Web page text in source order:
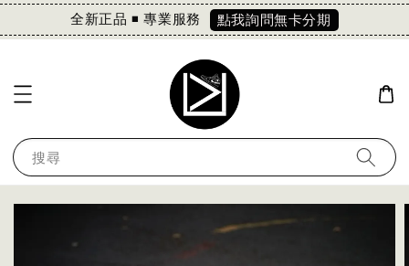
全新正品 ◾️ 專業服務 點我詢問無卡分期
搜尋